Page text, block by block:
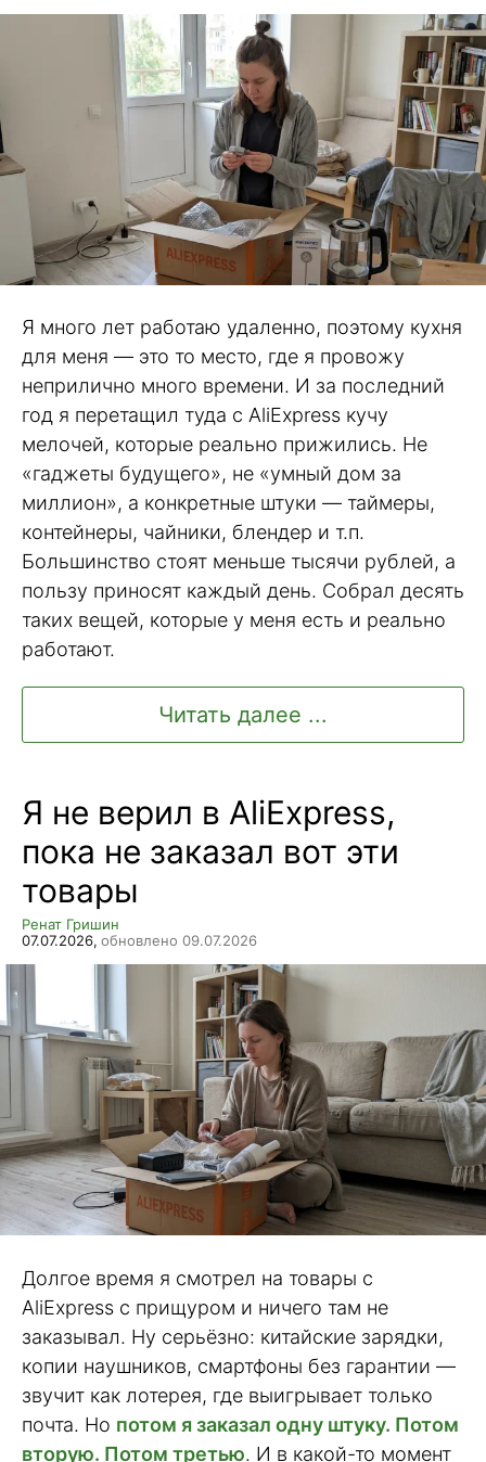
Я много лет работаю удаленно, поэтому кухня
для меня — это то место, где я провожу
неприлично много времени. И за последний
год я перетащил туда с AliExpress кучу
мелочей, которые реально прижились. Не
«гаджеты будущего», не «умный дом за
миллион», а конкретные штуки — таймеры,
контейнеры, чайники, блендер и т.п.
Большинство стоят меньше тысячи рублей, а
пользу приносят каждый день. Собрал десять
таких вещей, которые у меня есть и реально
работают.
Читать далее ...
Я не верил в AliExpress,
пока не заказал вот эти
товары
Ренат Гришин
07.07.2026, обновлено 09.07.2026
Долгое время я смотрел на товары с
AliExpress с прищуром и ничего там не
заказывал. Ну серьёзно: китайские зарядки,
копии наушников, смартфоны без гарантии —
звучит как лотерея, где выигрывает только
почта. Но потом я заказал одну штуку. Потом
вторую. Потом третью. И в какой-то момент